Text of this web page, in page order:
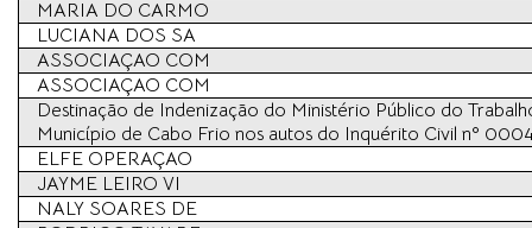
MARIA DO CARMO
LUCIANA DOS SA
ASSOCIAÇAO COM
ASSOCIAÇAO COM
Destinação de Indenização do Ministério Público do
Município de Cabo Frio nos autos do Inquérito Civil nº
ELFE OPERAÇAO
JAYME LEIRO VI
NALY SOARES DE